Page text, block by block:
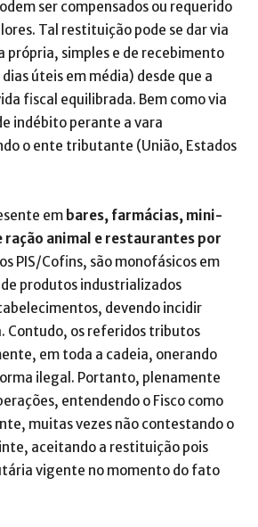
ser compensados ou requerido
Tal restituição pode se dar via
própria, simples e de recebimento
úteis em média) desde que a
fiscal equilibrada. Bem como via
indébito perante a vara
o ente tributante (União, Estados
em bares, farmácias, mini-
ração animal e restaurantes por
PIS/Cofins, são monofásicos em
produtos industrializados
devendo incidir
Contudo, os referidos tributos
em toda a cadeia, onerando
ilegal. Portanto, plenamente
entendendo o Fisco como
muitas vezes não contestando o
aceitando a restituição pois
vigente no momento do fato